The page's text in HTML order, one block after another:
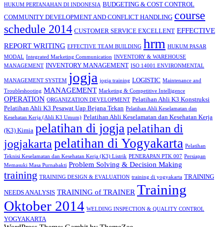
HUKUM PERTANAHAN DI INDONESIA BUDGETING & COST CONTROL
COMMUNITY DEVELOPMENT AND CONFLICT HANDLING course
schedule 2014 CUSTOMER SERVICE EXCELLENT EFFECTIVE
REPORT WRITING EFFECTIVE TEAM BUILDING hrm HUKUM PASAR
MODAL Integrated Marketing Communication INVENTORY & WAREHOUSE
MANAGEMENT INVENTORY MANAGEMENT ISO 14001 ENVIRONMENTAL
MANAGEMENT SYSTEM jogja jogja training LOGISTIC Maintenance and
Troubleshooting MANAGEMENT Marketing & Competitive Intelligence
OPERATION ORGANIZATION DEVELOPMENT Pelatihan Ahli K3 Konstruksi
Pelatihan Ahli K3 Pesawat Uap Bejana Tekan Pelatihan Ahli Keselamatan dan
Kesehatan Kerja (Ahli K3 Umum) Pelatihan Ahli Keselamatan dan Kesehatan Kerja
(K3) Kimia pelatihan di jogjapelatihan di
jogjakarta pelatihan di Yogyakarta Pelatihan
Teknisi Keselamatan dan Kesehatan Kerja (K3) Listrik PENERAPAN PTK 007 Persiapan
Memasuki Masa Purnabakti Problem Solving & Decision Making
training TRAINING DESIGN & EVALUATION training di yogyakarta TRAINING
NEEDS ANALYSIS TRAINING of TRAINER Training
Oktober 2014 WELDING INSPECTION & QUALITY CONTROL
YOGYAKARTA